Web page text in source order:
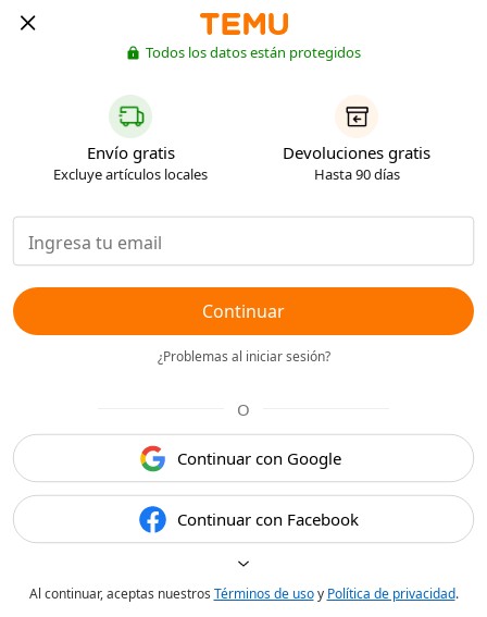
Todos los datos están protegidos
Envío gratis
Excluye artículos locales
Devoluciones gratis
Hasta 90 días
Continuar
¿Problemas al iniciar sesión?
O
Continuar con Google
Continuar con Facebook
Al continuar, aceptas nuestros Términos de usoy Política de privacidad.